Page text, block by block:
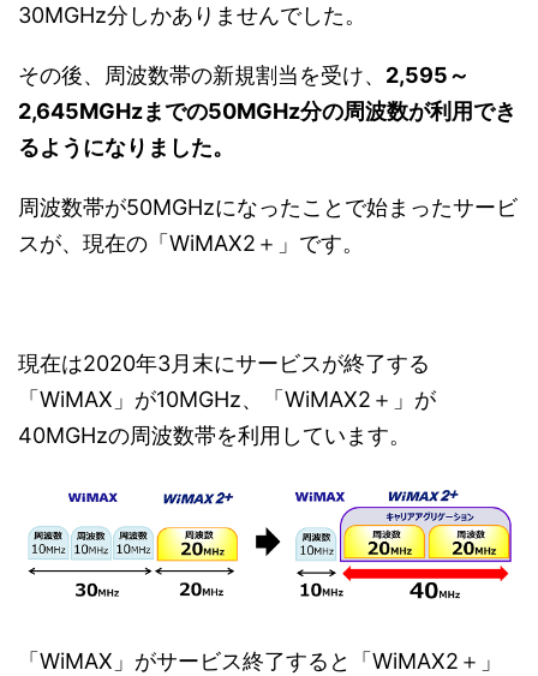
30MGHz分しかありませんでした。
その後、周波数帯の新規割当を受け、 2,595～
2,645MGHzまでの50MGHz分の周波数が利用でき
るようになりました。
周波数帯が50MGHzになったことで始まったサービ
スが、現在の「WiMAX2＋」です。
現在は2020年3月末にサービスが終了する
「WiMAX」が10MGHz、「WiMAX2＋」が
40MGHzの周波数帯を利用しています。
「WiMAX」がサービス終了すると「WiMAX2＋」